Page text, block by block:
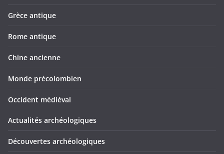
Grèce antique
Rome antique
Chine ancienne
Monde précolombien
Occident médiéval
Actualités archéologiques
Découvertes archéologiques